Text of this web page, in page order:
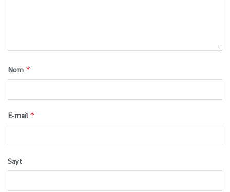
Nom *
E-mail *
Sayt